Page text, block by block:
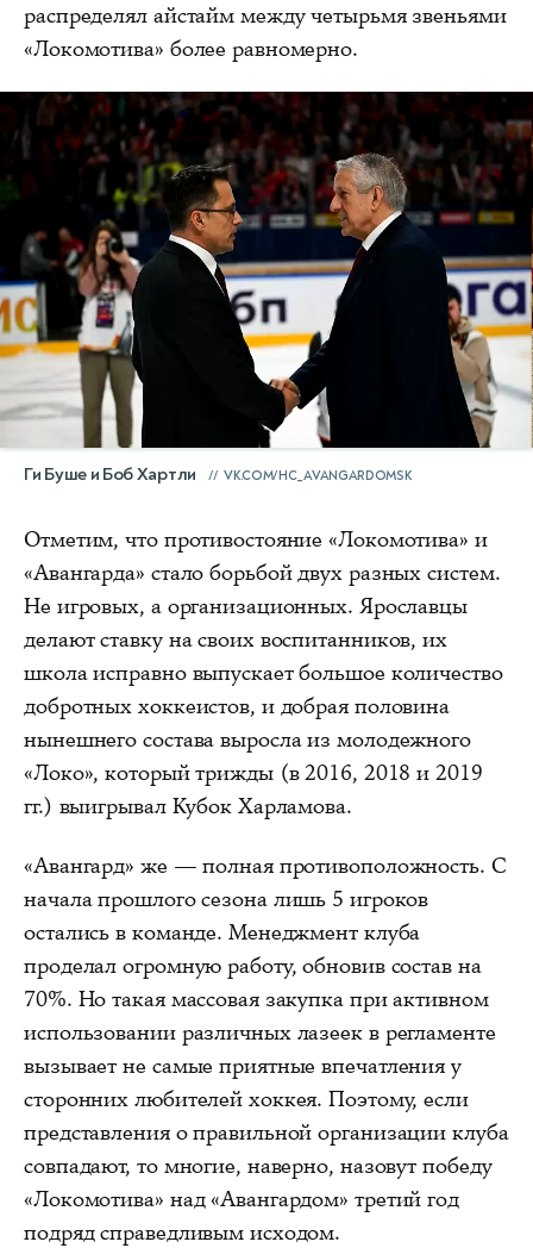
распределял айстайм между четырьмя звеньями
«Локомотива» более равномерно.
Ги Буше и Боб Хартли VK.COM/HC_AVANGARDOMSK
Отметим, что противостояние «Локомотива» и
«Авангарда» стало борьбой двух разных систем.
Не игровых, а организационных. Ярославцы
делают ставку на своих воспитанников, их
школа исправно выпускает большое количество
добротных хоккеистов, и добрая половина
нынешнего состава выросла из молодежного
«Локо», который трижды (в 2016, 2018 и 2019
гг.) выигрывал Кубок Харламова.
«Авангард» же — полная противоположность. С
начала прошлого сезона лишь 5 игроков
остались в команде. Менеджмент клуба
проделал огромную работу, обновив состав на
70%. Но такая массовая закупка при активном
использовании различных лазеек в регламенте
вызывает не самые приятные впечатления у
сторонних любителей хоккея. Поэтому, если
представления о правильной организации клуба
совпадают, то многие, наверно, назовут победу
«Локомотива» над «Авангардом» третий год
подряд справедливым исходом.